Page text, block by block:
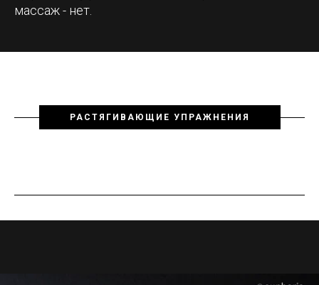
массаж - нет.
РАСТЯГИВАЮЩИЕ УПРАЖНЕНИЯ